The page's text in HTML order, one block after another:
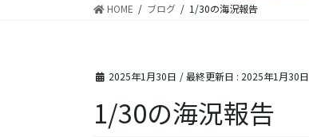
HOME ブログ 1/30の海況報告
2025年1月30日 / 最終更新日 : 2025年1月30日
1/30の海況報告